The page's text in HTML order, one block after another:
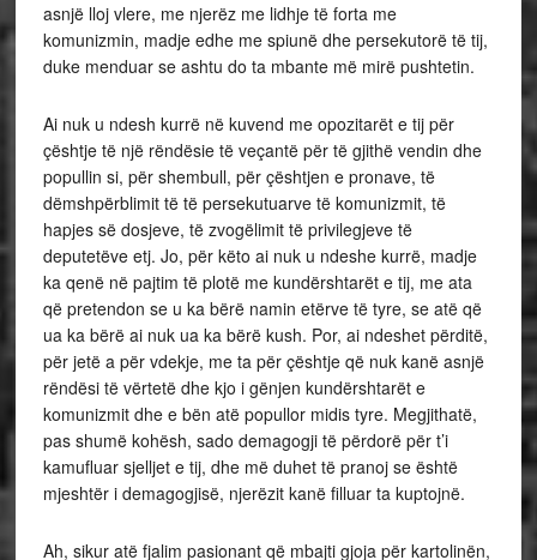
asnjë lloj vlere, me njerëz me lidhje të forta me
komunizmin, madje edhe me spiunë dhe persekutorë të tij,
duke menduar se ashtu do ta mbante më mirë pushtetin.
Ai nuk u ndesh kurrë në kuvend me opozitarët e tij për
çështje të një rëndësie të veçantë për të gjithë vendin dhe
popullin si, për shembull, për çështjen e pronave, të
dëmshpërblimit të të persekutuarve të komunizmit, të
hapjes së dosjeve, të zvogëlimit të privilegjeve të
deputetëve etj. Jo, për këto ai nuk u ndeshe kurrë, madje
ka qenë në pajtim të plotë me kundërshtarët e tij, me ata
që pretendon se u ka bërë namin etërve të tyre, se atë që
ua ka bërë ai nuk ua ka bërë kush. Por, ai ndeshet përditë,
për jetë a për vdekje, me ta për çështje që nuk kanë asnjë
rëndësi të vërtetë dhe kjo i gënjen kundërshtarët e
komunizmit dhe e bën atë popullor midis tyre. Megjithatë,
pas shumë kohësh, sado demagogji të përdorë për t’i
kamufluar sjelljet e tij, dhe më duhet të pranoj se është
mjeshtër i demagogjisë, njerëzit kanë filluar ta kuptojnë.
Ah, sikur atë fjalim pasionant që mbajti gjoja për kartolinën,